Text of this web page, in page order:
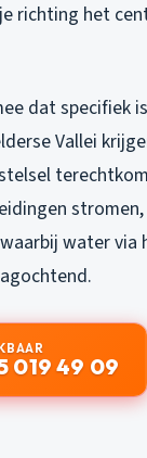
richting het
dat specifiek
Vallei
water
019 49 09